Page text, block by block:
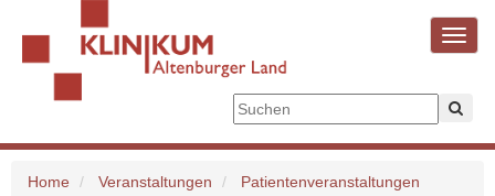
Home Veranstaltungen
Patientenveranstaltungen